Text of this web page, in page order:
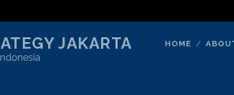
JAKARTA HOME